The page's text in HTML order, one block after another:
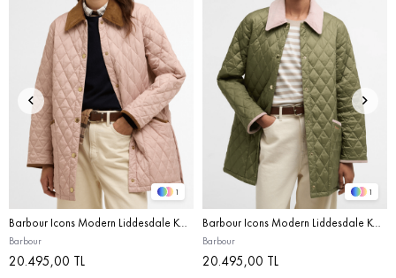
1
Barbour Icons Modern Liddesdale Kapitone Ceket PI53 Gardenia/Dress/Beige
Barbour
20.495,00 TL
1
Barbour Icons Modern Liddesdale Kapitone Ceket GN14 Bleached Olive/Ancient/Gardenia
Barbour
20.495,00 TL